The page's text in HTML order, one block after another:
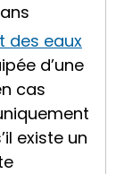
des eaux
d’une
cas
existe un